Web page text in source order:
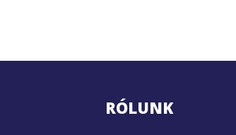
RÓLUNK